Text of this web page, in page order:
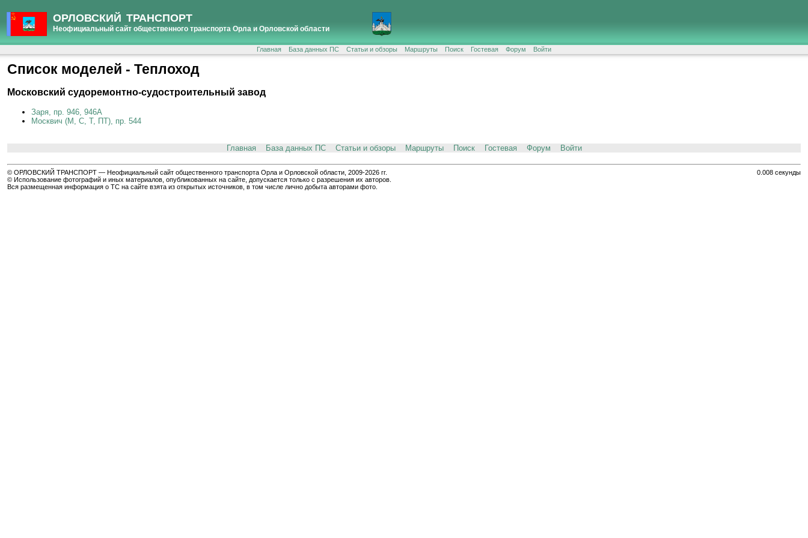
ОРЛОВСКИЙ ТРАНСПОРТ
Неофициальный сайт общественного транспорта Орла и Орловской области
Главная База данных ПС Статьи и обзоры Маршруты Поиск Гостевая Форум Войти
Cписок моделей - Теплоход
Московский судоремонтно-судостроительный завод
Заря, пр. 946, 946А
Москвич (М, С, Т, ПТ), пр. 544
Главная База данных ПС Статьи и обзоры Маршруты Поиск Гостевая Форум Войти
0.008 секунды
© ОРЛОВСКИЙ ТРАНСПОРТ — Неофициальный сайт общественного транспорта Орла и Орловской области, 2009-2026 гг.
© Использование фотографий и иных материалов, опубликованных на сайте, допускается только с разрешения их авторов.
Вся размещенная информация о ТС на сайте взята из открытых источников, в том числе лично добыта авторами фото.